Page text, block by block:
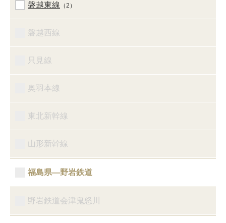
磐越東線 （2）
磐越西線
只見線
奥羽本線
東北新幹線
山形新幹線
福島県―野岩鉄道
野岩鉄道会津鬼怒川